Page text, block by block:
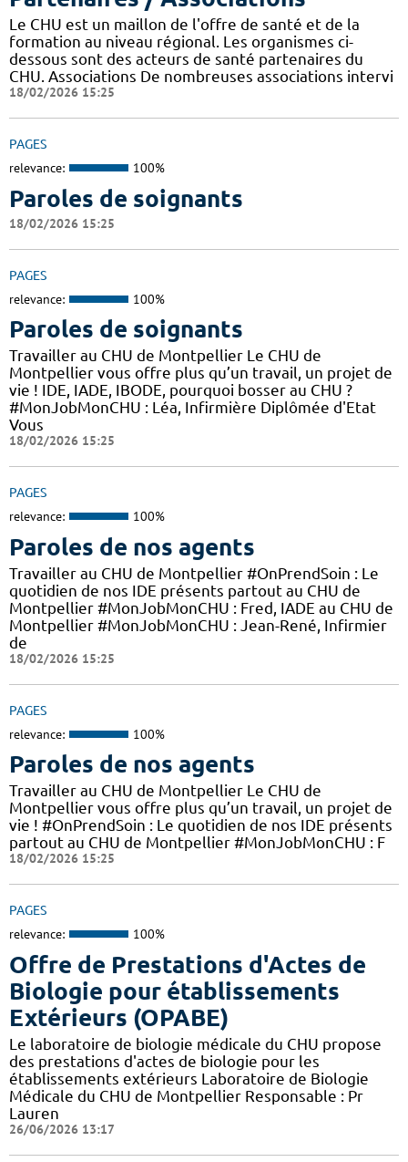
Le CHU est un maillon de l'offre de santé et de la
formation au niveau régional. Les organismes ci-
dessous sont des acteurs de santé partenaires du
CHU. Associations De nombreuses associations intervi
18/02/2026 15:25
PAGES
relevance: 100%
Paroles de soignants
18/02/2026 15:25
PAGES
relevance: 100%
Paroles de soignants
Travailler au CHU de Montpellier Le CHU de
Montpellier vous offre plus qu’un travail, un projet de
vie ! IDE, IADE, IBODE, pourquoi bosser au CHU ?
#MonJobMonCHU : Léa, Infirmière Diplômée d'Etat
Vous
18/02/2026 15:25
PAGES
relevance: 100%
Paroles de nos agents
Travailler au CHU de Montpellier #OnPrendSoin : Le
quotidien de nos IDE présents partout au CHU de
Montpellier #MonJobMonCHU : Fred, IADE au CHU de
Montpellier #MonJobMonCHU : Jean-René, Infirmier
de
18/02/2026 15:25
PAGES
relevance: 100%
Paroles de nos agents
Travailler au CHU de Montpellier Le CHU de
Montpellier vous offre plus qu’un travail, un projet de
vie ! #OnPrendSoin : Le quotidien de nos IDE présents
partout au CHU de Montpellier #MonJobMonCHU : F
18/02/2026 15:25
PAGES
relevance: 100%
Offre de Prestations d'Actes de
Biologie pour établissements
Extérieurs (OPABE)
Le laboratoire de biologie médicale du CHU propose
des prestations d'actes de biologie pour les
établissements extérieurs Laboratoire de Biologie
Médicale du CHU de Montpellier Responsable : Pr
Lauren
26/06/2026 13:17